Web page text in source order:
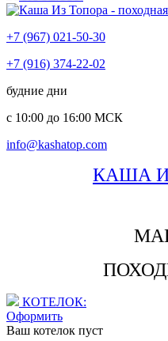
+7 (967) 021-50-30
+7 (916) 374-22-02
будние дни
с 10:00 до 16:00 МСК
info@kashatop.com
КАША
КОТЕЛОК:
Оформить
Ваш котелок пуст